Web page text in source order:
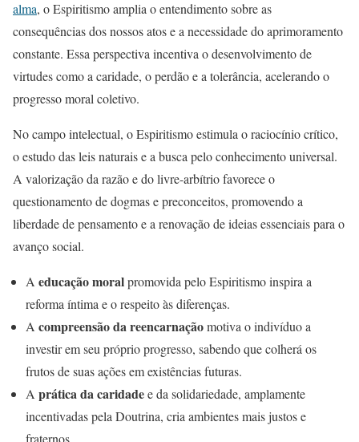
alma, o Espiritismo amplia o entendimento sobre as
consequências dos nossos atos e a necessidade do aprimoramento
constante. Essa perspectiva incentiva o desenvolvimento de
virtudes como a caridade, o perdão e a tolerância, acelerando o
progresso moral coletivo.
No campo intelectual, o Espiritismo estimula o raciocínio crítico,
o estudo das leis naturais e a busca pelo conhecimento universal.
A valorização da razão e do livre-arbítrio favorece o
questionamento de dogmas e preconceitos, promovendo a
liberdade de pensamento e a renovação de ideias essenciais para o
avanço social.
A educação moralpromovida pelo Espiritismo inspira a
reforma íntima e o respeito às diferenças.
A compreensão da reencarnaçãomotiva o indivíduo a
investir em seu próprio progresso, sabendo que colherá os
frutos de suas ações em existências futuras.
A prática da caridadee da solidariedade, amplamente
incentivadas pela Doutrina, cria ambientes mais justos e
fraternos.